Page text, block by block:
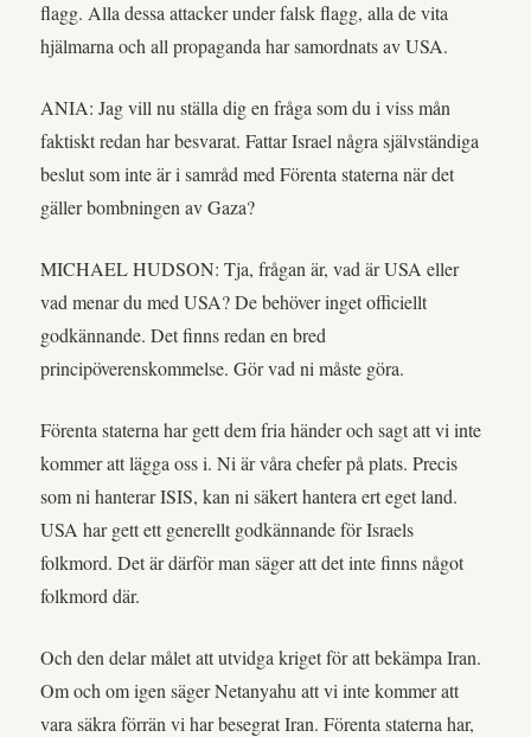
flagg. Alla dessa attacker under falsk flagg, alla de vita
hjälmarna och all propaganda har samordnats av USA.
ANIA: Jag vill nu ställa dig en fråga som du i viss mån
faktiskt redan har besvarat. Fattar Israel några självständiga
beslut som inte är i samråd med Förenta staterna när det
gäller bombningen av Gaza?
MICHAEL HUDSON: Tja, frågan är, vad är USA eller
vad menar du med USA? De behöver inget officiellt
godkännande. Det finns redan en bred
principöverenskommelse. Gör vad ni måste göra.
Förenta staterna har gett dem fria händer och sagt att vi inte
kommer att lägga oss i. Ni är våra chefer på plats. Precis
som ni hanterar ISIS, kan ni säkert hantera ert eget land.
USA har gett ett generellt godkännande för Israels
folkmord. Det är därför man säger att det inte finns något
folkmord där.
Och den delar målet att utvidga kriget för att bekämpa Iran.
Om och om igen säger Netanyahu att vi inte kommer att
vara säkra förrän vi har besegrat Iran. Förenta staterna har,